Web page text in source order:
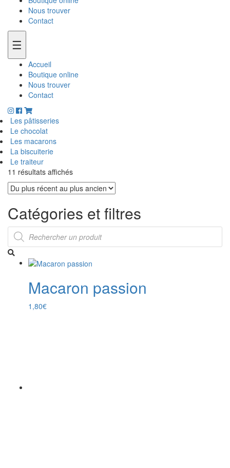
Nous trouver
Contact
☰
Accueil
Boutique online
Nous trouver
Contact
Les pâtisseries
Le chocolat
Les macarons
La biscuiterie
Le traiteur
11 résultats affichés
Catégories et filtres
Recherche
de
produits
Macaron passion
1,80€